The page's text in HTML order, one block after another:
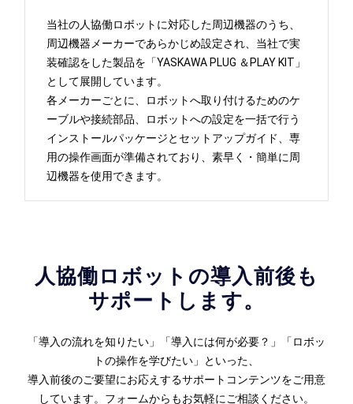
当社の人協働ロボットに対応した周辺機器のうち、
周辺機器メーカーであらかじめ設定され、当社で実
装確認をした製品を「YASKAWA PLUG ＆PLAY KIT」
として展開しています。
各メーカーごとに、ロボットへ取り付けるためのケ
ーブルや接続部品、ロボットへの設定を一括で行う
インストールパッケージとセットアップガイド、専
用の操作画面が準備されており、素早く・簡単に周
辺機器を使用できます。
人協働ロボットの導入前後も
サポートします。
「導入の流れを知りたい」「導入には何が必要？」「ロボッ
トの操作を学びたい」といった、
導入前後のご要望にお応えするサポートコンテンツをご用意
しています。フォームからもお気軽にご相談ください。